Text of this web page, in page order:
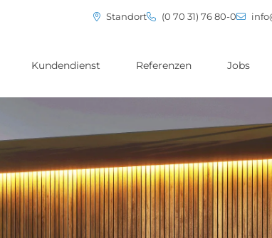
Standort (0 70 31) 76 80-0
Kundendienst Referenzen Jobs